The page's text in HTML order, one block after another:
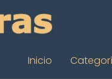
Inicio